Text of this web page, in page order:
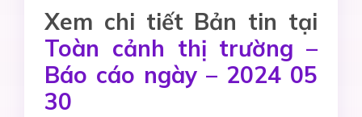
Xem chi tiết Bản tin tại
Toàn cảnh thị trường –
Báo cáo ngày – 2024 05
30